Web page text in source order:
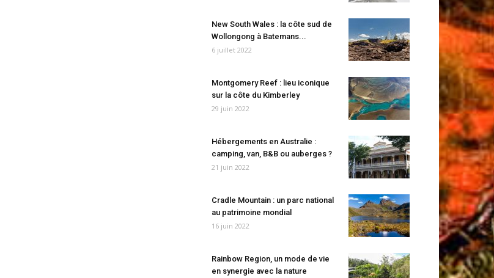
New South Wales : la côte sud de
Wollongong à Batemans...
6 juillet 2022
Montgomery Reef : lieu iconique
sur la côte du Kimberley
29 juin 2022
Hébergements en Australie :
camping, van, B&B ou auberges ?
21 juin 2022
Cradle Mountain : un parc national
au patrimoine mondial
16 juin 2022
Rainbow Region, un mode de vie
en synergie avec la nature